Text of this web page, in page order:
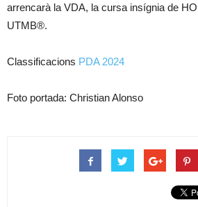
arrencarà la VDA, la cursa insígnia de
UTMB®.
Classificacions PDA 2024
Foto portada: Christian Alonso